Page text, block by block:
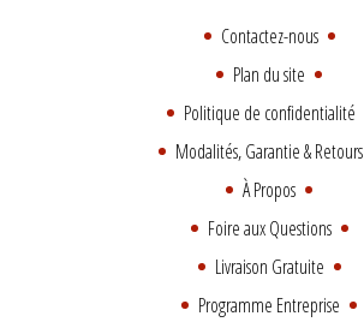
Contactez-nous
Plan du site
Politique de confidentialité
Modalités, Garantie & Retours
À Propos
Foire aux Questions
Livraison Gratuite
Programme Entreprise